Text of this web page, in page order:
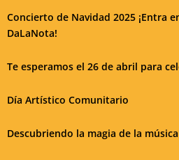
Concierto de Navidad 2025 ¡Entra
DaLaNota!
Te esperamos el 26 de abril para
Día Artístico Comunitario
Descubriendo la magia de la música